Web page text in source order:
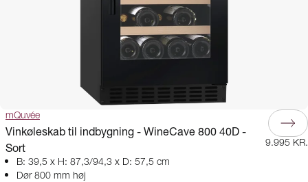
mQuvée
Vinkøleskab til indbygning - WineCave 800 40D -
Sort
B: 39,5 x H: 87,3/94,3 x D: 57,5 cm
Dør 800 mm høj
9.995 KR.